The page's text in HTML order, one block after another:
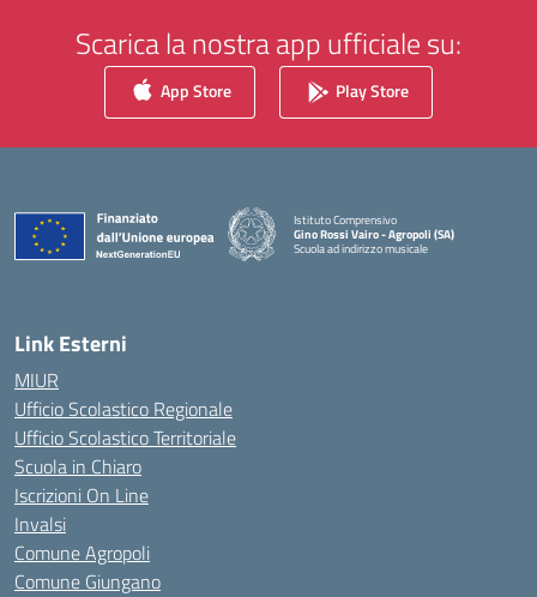
Scarica la nostra app ufficiale su:
App Store Play Store
Istituto Comprensivo
Gino Rossi Vairo - Agropoli (SA)
Scuola ad indirizzo musicale
Link Esterni
MIUR
Ufficio Scolastico Regionale
Ufficio Scolastico Territoriale
Scuola in Chiaro
Iscrizioni On Line
Invalsi
Comune Agropoli
Comune Giungano